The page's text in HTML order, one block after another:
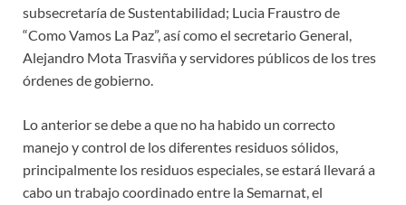
subsecretaría de Sustentabilidad; Lucia Fraustro de
“Como Vamos La Paz”, así como el secretario General,
Alejandro Mota Trasviña y servidores públicos de los tres
órdenes de gobierno.
Lo anterior se debe a que no ha habido un correcto
manejo y control de los diferentes residuos sólidos,
principalmente los residuos especiales, se estará llevará a
cabo un trabajo coordinado entre la Semarnat, el